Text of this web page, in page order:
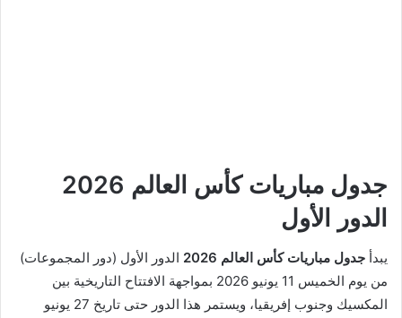
جدول مباريات كأس العالم 2026
الدور الأول
يبدأ جدول مباريات كأس العالم 2026
الدور الأول (دور المجموعات)
من يوم الخميس 11 يونيو 2026 بمواجهة الافتتاح التاريخية بين
المكسيك وجنوب إفريقيا، ويستمر هذا الدور حتى تاريخ 27 يونيو